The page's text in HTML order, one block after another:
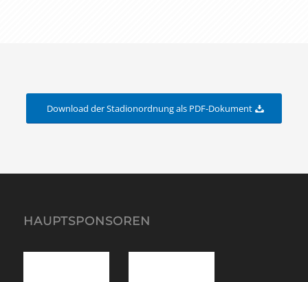
Download der Stadionordnung als PDF-Dokument
HAUPTSPONSOREN